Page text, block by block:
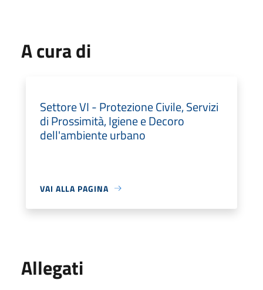
A cura di
Settore VI - Protezione Civile, Servizi
di Prossimità, Igiene e Decoro
dell'ambiente urbano
VAI ALLA PAGINA
Allegati